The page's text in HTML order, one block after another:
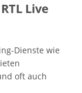
Live
Dienste wie
oft auch